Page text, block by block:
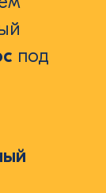
под